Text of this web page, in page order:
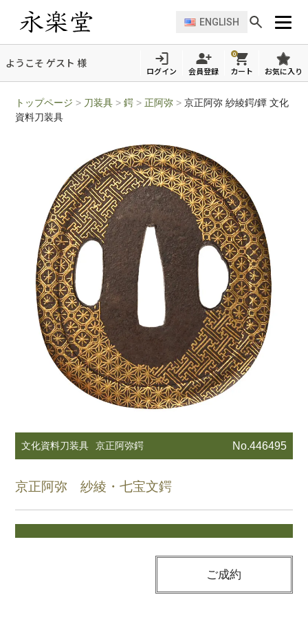
ENGLISH
ようこそ ゲスト 様
ログイン 会員登録
0
カート お気に入り
トップページ > 刀装具 >鍔 >正阿弥 >京正阿弥 紗綾鍔/鐔 文化
資料刀装具
文化資料刀装具 京正阿弥鍔 No.446495
京正阿弥 紗綾・七宝文鍔
ご成約